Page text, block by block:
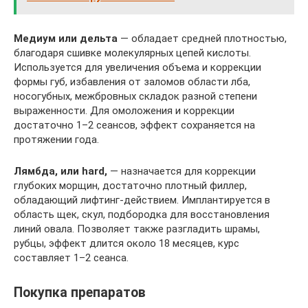
Медиум или дельта — обладает средней плотностью,
благодаря сшивке молекулярных цепей кислоты.
Используется для увеличения объема и коррекции
формы губ, избавления от заломов области лба,
носогубных, межбровных складок разной степени
выраженности. Для омоложения и коррекции
достаточно 1–2 сеансов, эффект сохраняется на
протяжении года.
Лямбда, или hard, — назначается для коррекции
глубоких морщин, достаточно плотный филлер,
обладающий лифтинг-действием. Имплантируется в
область щек, скул, подбородка для восстановления
линий овала. Позволяет также разгладить шрамы,
рубцы, эффект длится около 18 месяцев, курс
составляет 1–2 сеанса.
Покупка препаратов